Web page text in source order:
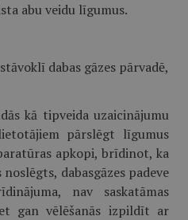
abu veidu līgumus.
dabas gāzes pārvadē,
kā tipveida uzaicinājumu
pārslēgt līgumus
apkopi, brīdinot, ka
dabasgāzes padeve
nav saskatāmas
gan vēlēšanās izpildīt ar